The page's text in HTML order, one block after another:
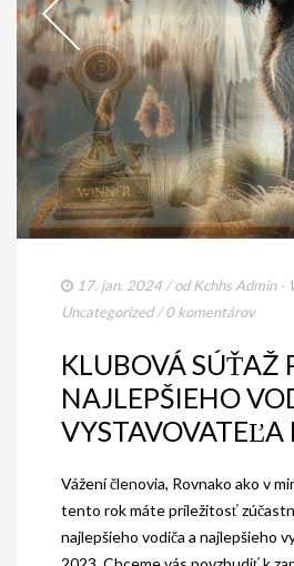
17. jan. 2024 / odKchhs Admin -
Uncategorized/0 komentárov
KLUBOVÁ SÚŤAŽ
NAJLEPŠIEHO
Vážení členovia, Rovnako ako v
tento rok máte príležitosť
najlepšieho vodiča a najlepšieho